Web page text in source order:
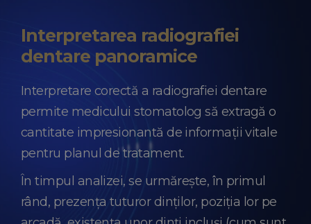
Interpretarea radiografiei
dentare panoramice
Interpretare corectă a radiografiei dentare
permite medicului stomatolog să extragă o
cantitate impresionantă de informații vitale
pentru planul de tratament.
În timpul analizei, se urmărește, în primul
rând, prezența tuturor dinților, poziția lor pe